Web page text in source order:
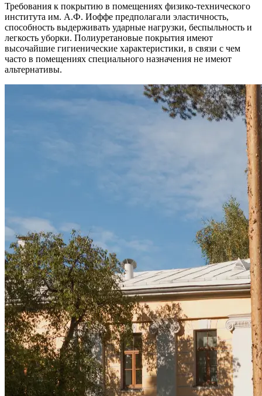
Требования к покрытию в помещениях физико-технического
института им. А.Ф. Иоффе предполагали эластичность,
способность выдерживать ударные нагрузки, беспыльность и
легкость уборки. Полиуретановые покрытия имеют
высочайшие гигиенические характеристики, в связи с чем
часто в помещениях специального назначения не имеют
альтернативы.